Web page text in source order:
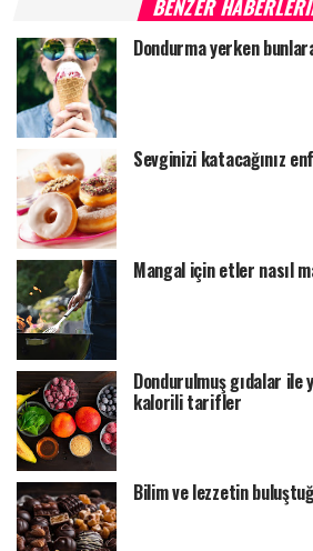
BENZER
Dondurma yerken
Sevginizi katacağınız
Mangal için etler nasıl
Dondurulmuş gıdalar ile
kalorili tarifler
Bilim ve lezzetin